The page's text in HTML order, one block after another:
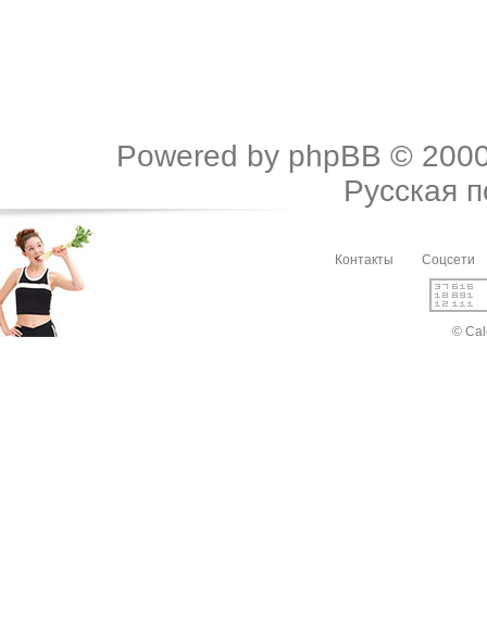
Powered by phpBB ©
Русская
Контакты Соцсети
©